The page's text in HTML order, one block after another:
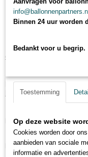
decoraties,
U kunt bij ons terecht voor
decoraties
pilaar,helium ballonnen
ballonnenslingers
, en nog
plaats, tijd en datum.
De kant en klare
bezorgtarieven hiervan
info@ballonnenpartners.nl
Binnen 24 uur worden
Bedankt voor u begrip.
Toestemming
Op deze website
Cookies worden door
aanbieden van sociale
informatie en